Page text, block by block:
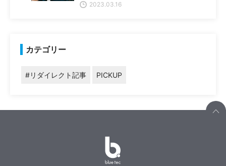
2023.03.16
カテゴリー
#リダイレクト記事 PICKUP